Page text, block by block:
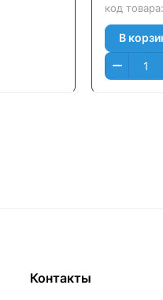
код товара:
В
Контакты